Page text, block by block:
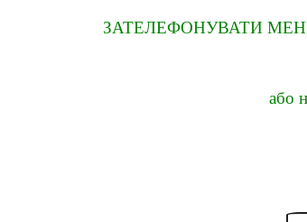
ЗАТЕЛЕФОНУВАТИ
або